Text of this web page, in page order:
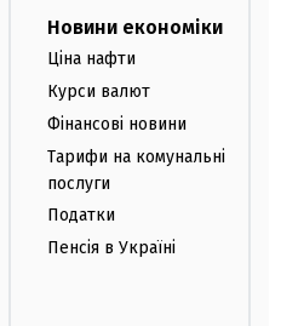
Новини економіки
Ціна нафти
Курси валют
Фінансові новини
Тарифи на комунальні
послуги
Податки
Пенсія в Україні